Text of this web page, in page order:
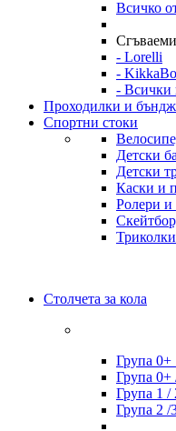
Всичко
- Lorelli
-
- Всички
Проходилки и
Спортни стоки
Детски
Детски
Каски и
Ролери и
Триколки
Столчета за кола
Група
Група 0+
Група 1 /
Група 2 /